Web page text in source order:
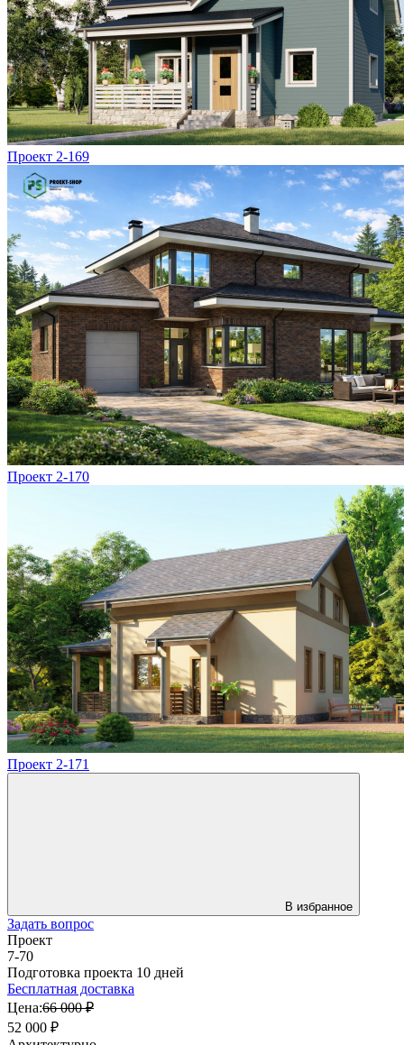
Проект 2-169
Проект 2-170
Проект 2-171
В избранное
Задать вопрос
Проект
7-70
Подготовка проекта 10 дней
Бесплатная доставка
Цена:66 000 ₽
52 000 ₽